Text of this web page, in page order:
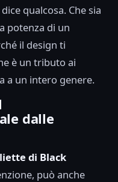
qualcosa. Che sia
potenza di un
il design ti
è un tributo ai
a un intero genere.
dalle
di Black
può anche